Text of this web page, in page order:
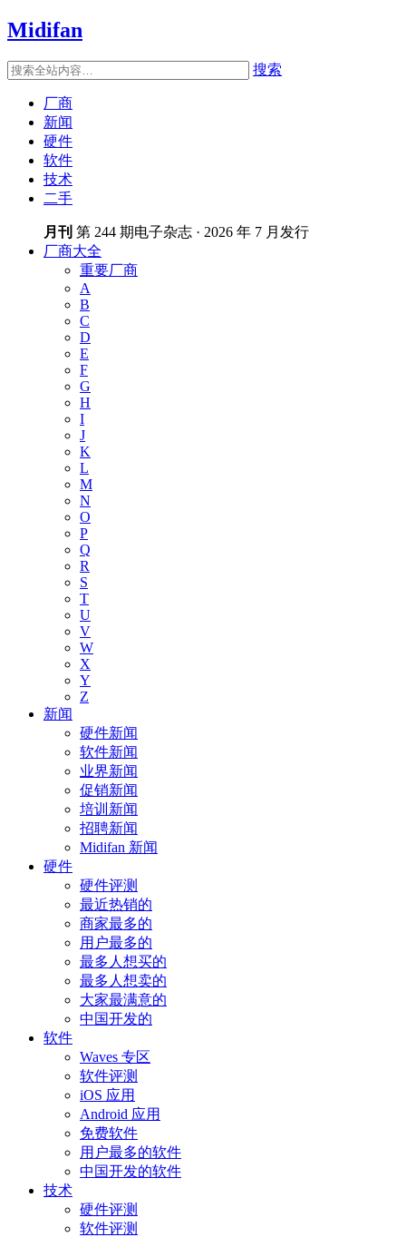
Midifan
搜索
厂商
新闻
硬件
软件
技术
二手
月刊 第 244 期电子杂志 · 2026 年 7 月发行
厂商大全
重要厂商
A
B
C
D
E
F
G
H
I
J
K
L
M
N
O
P
Q
R
S
T
U
V
W
X
Y
Z
新闻
硬件新闻
软件新闻
业界新闻
促销新闻
培训新闻
招聘新闻
Midifan 新闻
硬件
硬件评测
最近热销的
商家最多的
用户最多的
最多人想买的
最多人想卖的
大家最满意的
中国开发的
软件
Waves 专区
软件评测
iOS 应用
Android 应用
免费软件
用户最多的软件
中国开发的软件
技术
硬件评测
软件评测